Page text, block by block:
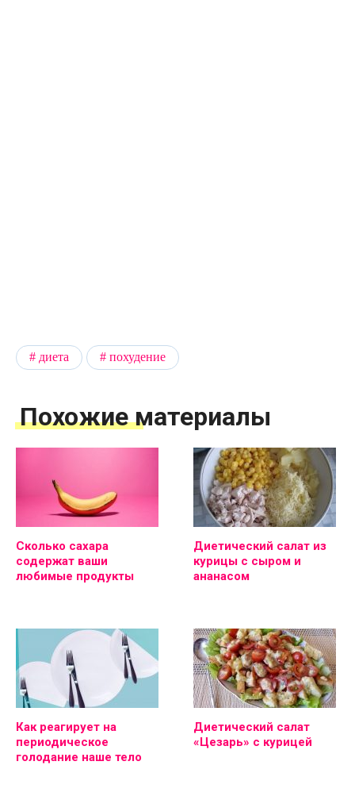
диета похудение
Похожие материалы
Сколько сахара
содержат ваши
любимые продукты
Диетический салат из
курицы с сыром и
ананасом
Как реагирует на
периодическое
голодание наше тело
Диетический салат
«Цезарь» с курицей